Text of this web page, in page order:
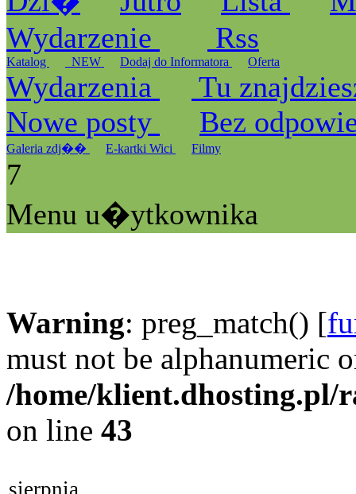
Wydarzenie
Rss
Katalog _NEW Dodaj do Informatora Oferta
Wydarzenia
Tu
Nowe posty
Bez
Galeria zdj�� E-kartki Wici Filmy
7
Menu u�ytkownika
Warning: preg_match() [
must not be alphanumeric
/home/klient.dhosting.pl/
on line 43
sierpnia